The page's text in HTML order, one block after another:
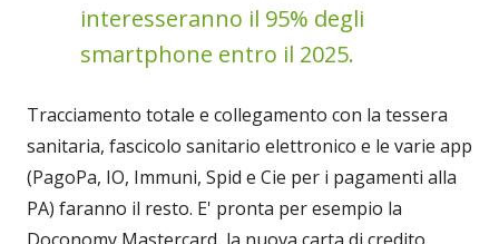
interesseranno il 95% degli
smartphone entro il 2025.
Tracciamento totale e collegamento con la tessera
sanitaria, fascicolo sanitario elettronico e le varie app
(PagoPa, IO, Immuni, Spid e Cie per i pagamenti alla
PA) faranno il resto. E' pronta per esempio la